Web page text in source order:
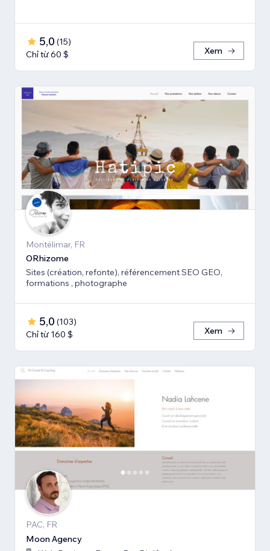
5,0 (15)
Chỉ từ 60 $
Xem
Montélimar, FR
ORhizome
Sites (création, refonte), référencement SEO GEO,
formations , photographe
5,0 (103)
Chỉ từ 160 $
Xem
PAC, FR
Moon Agency